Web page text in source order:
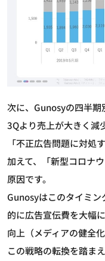
次に、Gunosyの四半
3Qより売上が大きく減
「不正広告問題に対処
加えて、「新型コロナ
原因です。
Gunosyはこのタイミン
的に広告宣伝費を大幅
向上（メディアの健全
この戦略の転換を踏ま